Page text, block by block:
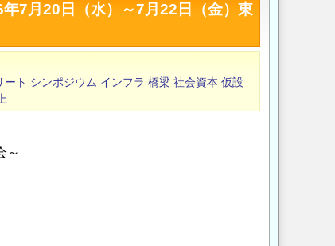
7月20日（水）～7月22日（金）東
ート シンポジウム インフラ 橋梁 社会資本 仮設
～